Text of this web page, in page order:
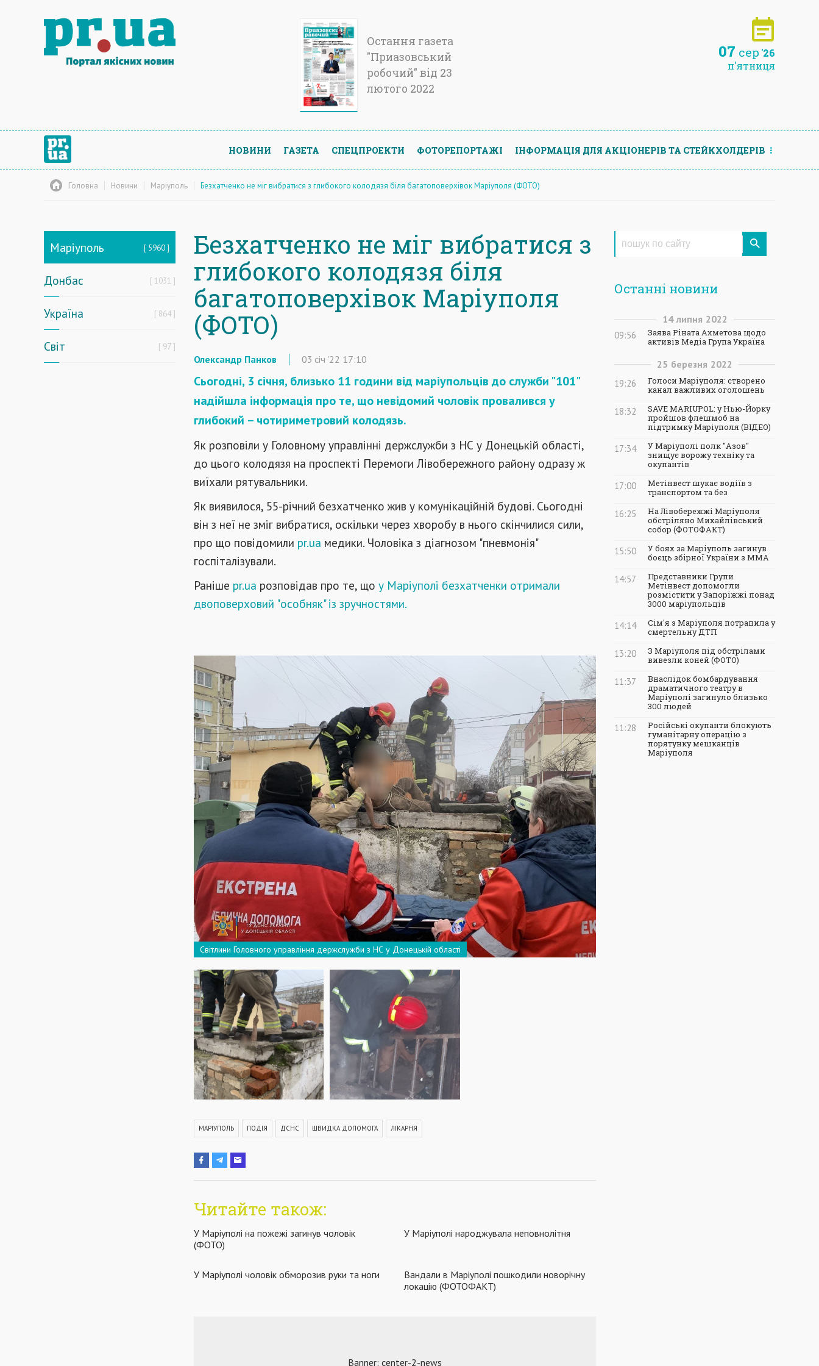
Остання газета
"Приазовський
робочий" від 23
лютого 2022
07 сер '26
п'ятниця
НОВИНИ ГАЗЕТА СПЕЦПРОЕКТИ ФОТОРЕПОРТАЖІ ІНФОРМАЦIЯ ДЛЯ АКЦIОНЕРIВ ТА СТЕЙКХОЛДЕРIВ
Головна Новини Маріуполь Безхатченко не міг вибратися з глибокого колодязя біля багатоповерхівок Маріуполя (ФОТО)
Маріуполь 5960
Донбас 1031
Україна 864
Світ 97
Безхатченко не міг вибратися з
глибокого колодязя біля
багатоповерхівок Маріуполя
(ФОТО)
Олександр Панков 03 січ '22 17:10
Сьогодні, 3 січня, близько 11 години від маріупольців до служби "101"
надійшла інформація про те, що невідомий чоловік провалився у
глибокий – чотириметровий колодязь.
Як розповіли у Головному управлінні держслужби з НС у Донецькій області,
до цього колодязя на проспекті Перемоги Лівобережного району одразу ж
виїхали рятувальники.
Як виявилося, 55-річний безхатченко жив у комунікаційній будові. Сьогодні
він з неї не зміг вибратися, оскільки через хворобу в нього скінчилися сили,
про що повідомили pr.ua медики. Чоловіка з діагнозом "пневмонія"
госпіталізували.
Раніше pr.ua розповідав про те, що у Маріуполі безхатченки отримали
двоповерховий "особняк" із зручностями.
Світлини Головного управління держслужби з НС у Донецькій області
МАРІУПОЛЬ ПОДІЯ ДСНС ШВИДКА ДОПОМОГА ЛІКАРНЯ
Читайте також:
У Маріуполі на пожежі загинув чоловік
(ФОТО)
У Маріуполі народжувала неповнолітня
У Маріуполі чоловік обморозив руки та ноги
Вандали в Маріуполі пошкодили новорічну
локацію (ФОТОФАКТ)
Останні новини
14 липня 2022
09:56
Заява Ріната Ахметова щодо
активів Медіа Група Україна
25 березня 2022
19:26
Голоси Маріуполя: створено
канал важливих оголошень
18:32
SAVE MARIUPOL: у Нью-Йорку
пройшов флешмоб на
підтримку Маріуполя (ВІДЕО)
17:34
У Маріуполі полк "Азов"
знищує ворожу техніку та
окупантів
17:00
Метінвест шукає водіїв з
транспортом та без
16:25
На Лівобережжі Маріуполя
обстріляно Михайлівський
собор (ФОТОФАКТ)
15:50
У боях за Маріуполь загинув
боєць збірної України з ММА
14:57
Представники Групи
Метінвест допомогли
розмістити у Запоріжжі понад
3000 маріупольців
14:14
Сім'я з Маріуполя потрапила у
смертельну ДТП
13:20
З Маріуполя під обстрілами
вивезли коней (ФОТО)
11:37
Внаслідок бомбардування
драматичного театру в
Маріуполі загинуло близько
300 людей
11:28
Російські окупанти блокують
гуманітарну операцію з
порятунку мешканців
Маріуполя